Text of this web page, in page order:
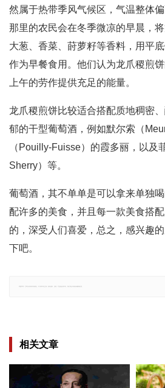
然属于热带季风气候区，气温整体
那里的农民会在冬季微凉的早晨，
大葱、香菜、莳萝籽等香料，用平
作为早餐食用。他们认为龙爪稷煎
上午的劳作提供充足的能量。
龙爪稷煎饼比较适合搭配质地稠密
郁的干型葡萄酒，例如默尔索（
（Pouilly-Fuisse）的霞多丽，以及
Sherry）等。
葡萄酒，其不单单是可以拿来单独
配许多的美食，并且每一款美食搭
的，深受人们喜爱，总之，感兴趣
下吧。
相关文章